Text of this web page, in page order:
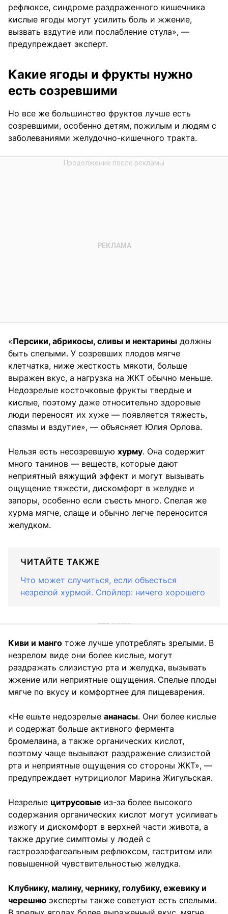
рефлюксе, синдроме раздраженного кишечника
кислые ягоды могут усилить боль и жжение,
вызвать вздутие или послабление стула», —
предупреждает эксперт.
Какие ягоды и фрукты нужно
есть созревшими
Но все же большинство фруктов лучше есть
созревшими, особенно детям, пожилым и людям с
заболеваниями желудочно-кишечного тракта.
«Персики, абрикосы, сливы и нектарины должны
быть спелыми. У созревших плодов мягче
клетчатка, ниже жесткость мякоти, больше
выражен вкус, а нагрузка на ЖКТ обычно меньше.
Недозрелые косточковые фрукты твердые и
кислые, поэтому даже относительно здоровые
люди переносят их хуже — появляется тяжесть,
спазмы и вздутие», — объясняет Юлия Орлова.
Нельзя есть несозревшую хурму. Она содержит
много танинов — веществ, которые дают
неприятный вяжущий эффект и могут вызывать
ощущение тяжести, дискомфорт в желудке и
запоры, особенно если съесть много. Спелая же
хурма мягче, слаще и обычно легче переносится
желудком.
ЧИТАЙТЕ ТАКЖЕ
Что может случиться, если объесться
незрелой хурмой. Спойлер: ничего хорошего
Киви и манго тоже лучше употреблять зрелыми. В
незрелом виде они более кислые, могут
раздражать слизистую рта и желудка, вызывать
жжение или неприятные ощущения. Спелые плоды
мягче по вкусу и комфортнее для пищеварения.
«Не ешьте недозрелые ананасы. Они более кислые
и содержат больше активного фермента
бромелаина, а также органических кислот,
поэтому чаще вызывают раздражение слизистой
рта и неприятные ощущения со стороны ЖКТ», —
предупреждает нутрициолог Марина Жигульская.
Незрелые цитрусовые из-за более высокого
содержания органических кислот могут усиливать
изжогу и дискомфорт в верхней части живота, а
также другие симптомы у людей с
гастроэзофагеальным рефлюксом, гастритом или
повышенной чувствительностью желудка.
Клубнику, малину, чернику, голубику, ежевику и
черешню эксперты также советуют есть спелыми.